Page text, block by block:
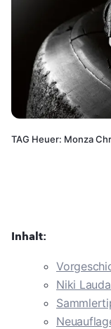
TAG Heuer: Monza
Inhalt:
Niki